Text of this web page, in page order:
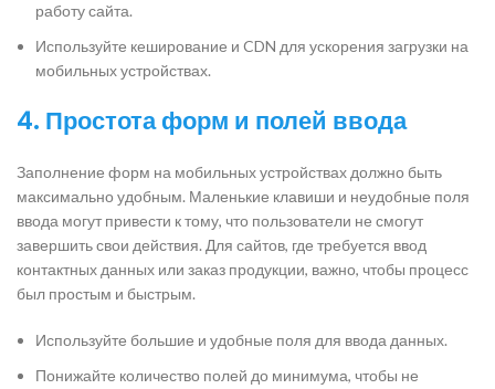
работу сайта.
Используйте кеширование и CDN для ускорения загрузки на
мобильных устройствах.
4. Простота форм и полей ввода
Заполнение форм на мобильных устройствах должно быть
максимально удобным. Маленькие клавиши и неудобные поля
ввода могут привести к тому, что пользователи не смогут
завершить свои действия. Для сайтов, где требуется ввод
контактных данных или заказ продукции, важно, чтобы процесс
был простым и быстрым.
Используйте большие и удобные поля для ввода данных.
Понижайте количество полей до минимума, чтобы не